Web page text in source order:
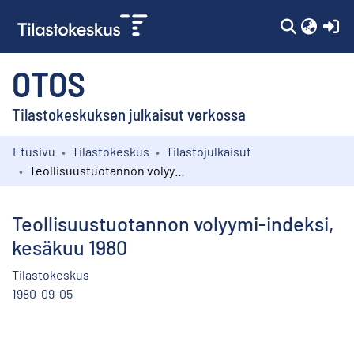
OTOS
Tilastokeskuksen julkaisut verkossa
Kokoelmat
Etusivu Tilastokeskus
Tilastojulkaisut
Teollisuustuotannon volyymi-indeksi,
kesäkuu 1980
Tilastokeskus
1980-09-05